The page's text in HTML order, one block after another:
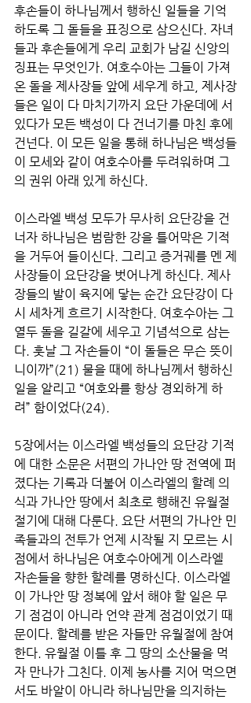
후손들이 하나님께서 행하신 일들을 기억
하도록 그 돌들을 표징으로 삼으신다. 자녀
들과 후손들에게 우리 교회가 남길 신앙의
징표는 무엇인가. 여호수아는 그들이 가져
온 돌을 제사장들 앞에 세우게 하고, 제사장
들은 일이 다 마치기까지 요단 가운데에 서
있다가 모든 백성이 다 건너기를 마친 후에
건넌다. 이 모든 일을 통해 하나님은 백성들
이 모세와 같이 여호수아를 두려워하며 그
의 권위 아래 있게 하신다.
이스라엘 백성 모두가 무사히 요단강을 건
너자 하나님은 범람한 강을 틀어막은 기적
을 거두어 들이신다. 그리고 증거궤를 멘 제
사장들이 요단강을 벗어나게 하신다. 제사
장들의 발이 육지에 닿는 순간 요단강이 다
시 세차게 흐르기 시작한다. 여호수아는 그
열두 돌을 길갈에 세우고 기념석으로 삼는
다. 훗날 그 자손들이 “이 돌들은 무슨 뜻이
니이까”(21) 물을 때에 하나님께서 행하신
일을 알리고 “여호와를 항상 경외하게 하
려” 함이었다(24).
5장에서는 이스라엘 백성들의 요단강 기적
에 대한 소문은 서편의 가나안 땅 전역에 퍼
졌다는 기록과 더불어 이스라엘의 할례 의
식과 가나안 땅에서 최초로 행해진 유월절
절기에 대해 다룬다. 요단 서편의 가나안 민
족들과의 전투가 언제 시작될 지 모르는 시
점에서 하나님은 여호수아에게 이스라엘
자손들을 향한 할례를 명하신다. 이스라엘
이 가나안 땅 정복에 앞서 해야 할 일은 무
기 점검이 아니라 언약 관계 점검이었기 때
문이다. 할례를 받은 자들만 유월절에 참여
한다. 유월절 이틀 후 그 땅의 소산물을 먹
자 만나가 그친다. 이제 농사를 지어 먹으면
서도 바알이 아니라 하나님만을 의지하는